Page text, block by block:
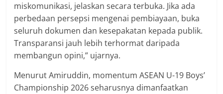
miskomunikasi, jelaskan secara terbuka. Jika ada
perbedaan persepsi mengenai pembiayaan, buka
seluruh dokumen dan kesepakatan kepada publik.
Transparansi jauh lebih terhormat daripada
membangun opini,” ujarnya.
Menurut Amiruddin, momentum ASEAN U-19 Boys’
Championship 2026 seharusnya dimanfaatkan